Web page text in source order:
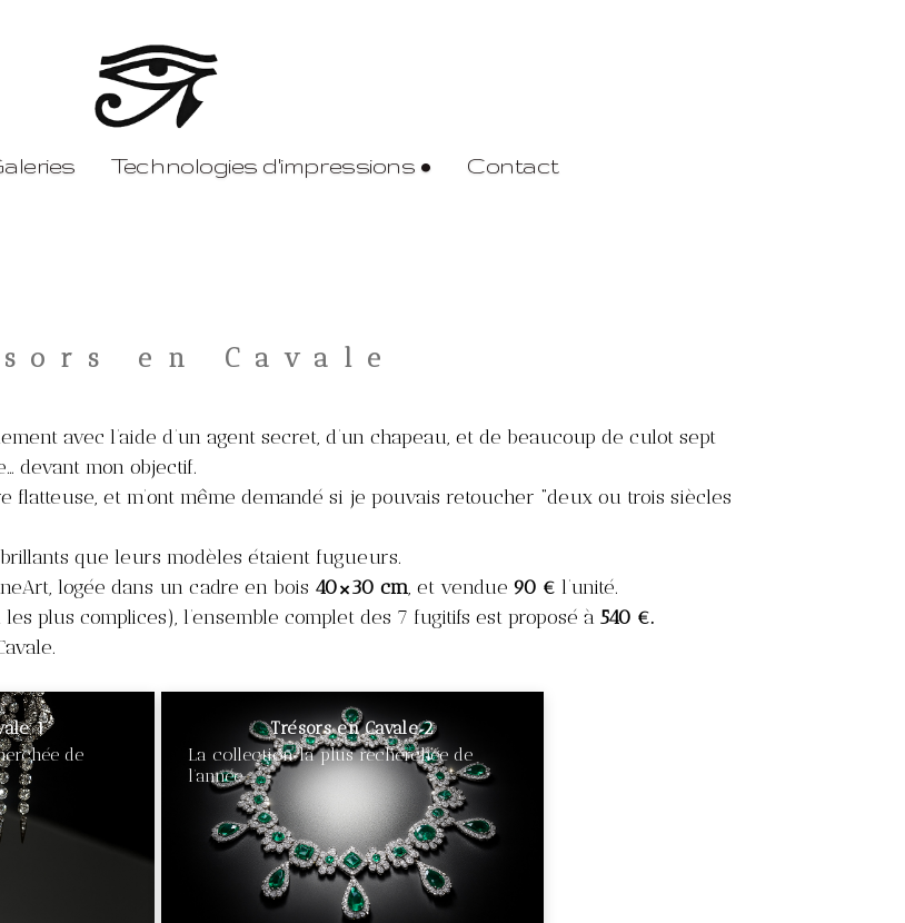
Technologies d'impressions •
Contact
en Cavale
avec l’aide d’un agent secret, d’un chapeau, et de beaucoup de culot sept
devant mon objectif.
flatteuse, et m’ont même demandé si je pouvais retoucher “deux ou trois siècles
que leurs modèles étaient fugueurs.
logée dans un cadre en bois 40×30 cm, et vendue 90 € l’unité.
plus complices), l’ensemble complet des 7 fugitifs est proposé à 540 €.
1
de
Trésors en Cavale 2
La collection la plus recherchée de
l’année
€90